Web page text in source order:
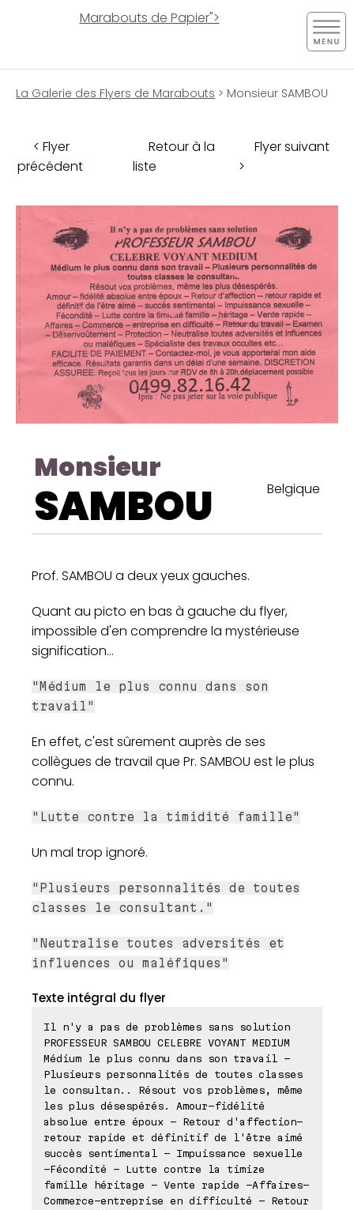
Marabouts de Papier">
La Galerie des Flyers de Marabouts > Monsieur SAMBOU
< Flyer
précédent
Retour à la
liste
Flyer suivant
>
Monsieur
SAMBOU Belgique
Prof. SAMBOU a deux yeux gauches.
Quant au picto en bas à gauche du flyer,
impossible d'en comprendre la mystérieuse
signification...
"Médium le plus connu dans son
travail"
En effet, c'est sûrement auprès de ses
collègues de travail que Pr. SAMBOU est le plus
connu.
"Lutte contre la timidité famille"
Un mal trop ignoré.
"Plusieurs personnalités de toutes
classes le consultant."
"Neutralise toutes adversités et
influences ou maléfiques"
Texte intégral du flyer
Il n'y a pas de problèmes sans solution
PROFESSEUR SAMBOU CELEBRE VOYANT MEDIUM
Médium le plus connu dans son travail -
Plusieurs personnalités de toutes classes
le consultan.. Résout vos problèmes, même
les plus désespérés. Amour-fidélité
absolue entre époux - Retour d'affection-
retour rapide et définitif de l'être aimé
succès sentimental - Impuissance sexuelle
-Fécondité - Lutte contre la timize
famille héritage - Vente rapide -Affaires-
Commerce-entreprise en difficulté - Retour